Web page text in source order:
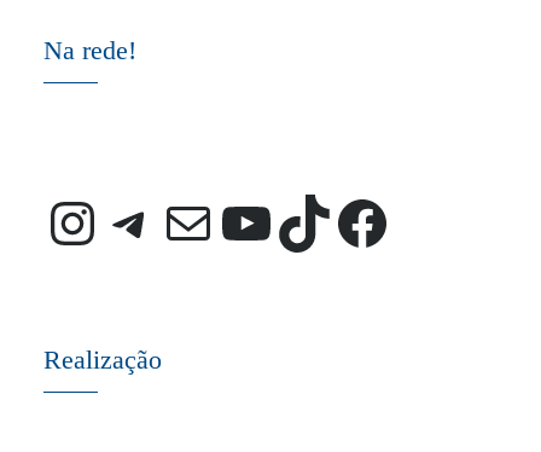
Na rede!
Instagram
Telegram
E-mail
Youtube
TikTok
Realização